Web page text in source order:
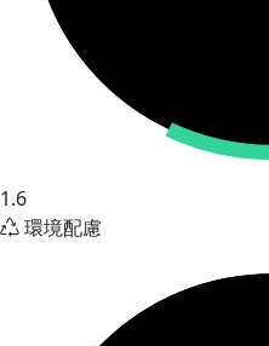
1.6
環境配慮